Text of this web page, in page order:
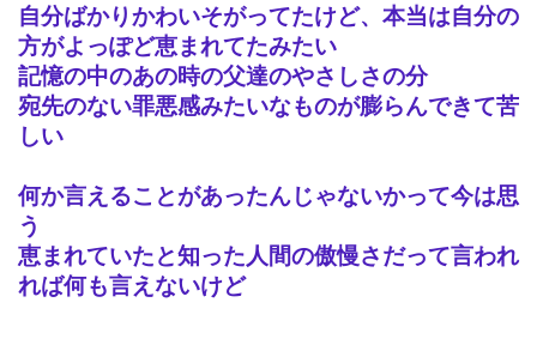
自分ばかりかわいそがってたけど、本当は自分の
方がよっぽど恵まれてたみたい
記憶の中のあの時の父達のやさしさの分
宛先のない罪悪感みたいなものが膨らんできて苦
しい
何か言えることがあったんじゃないかって今は思
う
恵まれていたと知った人間の傲慢さだって言われ
れば何も言えないけど